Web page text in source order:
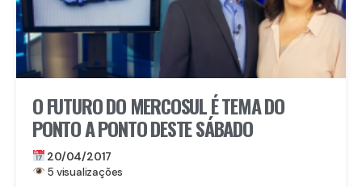
O FUTURO DO MERCOSUL É TEMA DO
PONTO A PONTO DESTE SÁBADO
20/04/2017
5 visualizações